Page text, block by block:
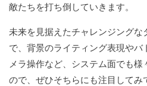
敵たちを打ち倒していきます。
未来を見据えたチャレンジングな
で、背景のライティング表現やバ
メラ操作など、システム面でも
ので、ぜひそちらにも注目してみ